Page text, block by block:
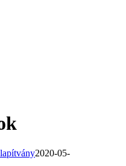
2020-05-